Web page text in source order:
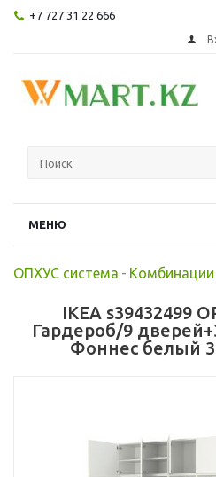
+7 727 31 22 666
МЕНЮ
ОПХУС система - Комбинации
IKEA s39432499
Гардероб/9
Фоннес белый